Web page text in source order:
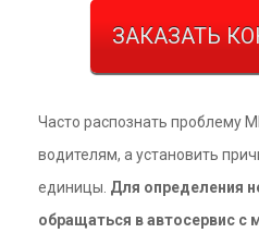
ЗАКАЗАТЬ
Часто распознать проблему
водителям, а установить
единицы. Для определения
обращаться в автосервис